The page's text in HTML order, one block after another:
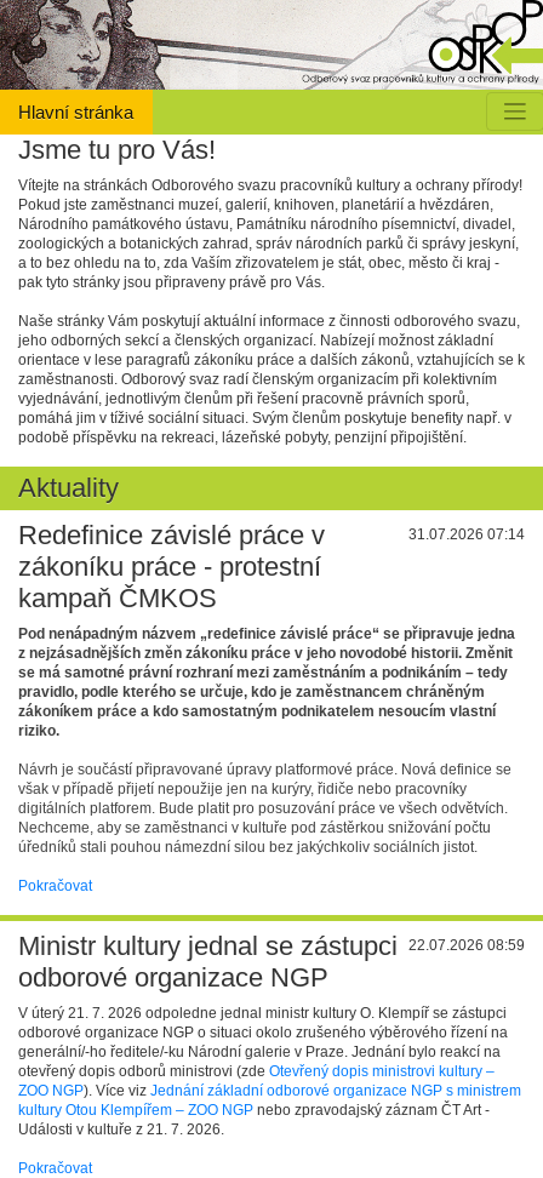
Hlavní stránka
Jsme tu pro Vás!
Vítejte na stránkách Odborového svazu pracovníků kultury a ochrany přírody!
Pokud jste zaměstnanci muzeí, galerií, knihoven, planetárií a hvězdáren,
Národního památkového ústavu, Památníku národního písemnictví, divadel,
zoologických a botanických zahrad, správ národních parků či správy jeskyní,
a to bez ohledu na to, zda Vaším zřizovatelem je stát, obec, město či kraj -
pak tyto stránky jsou připraveny právě pro Vás.
Naše stránky Vám poskytují aktuální informace z činnosti odborového svazu,
jeho odborných sekcí a členských organizací. Nabízejí možnost základní
orientace v lese paragrafů zákoníku práce a dalších zákonů, vztahujících se k
zaměstnanosti. Odborový svaz radí členským organizacím při kolektivním
vyjednávání, jednotlivým členům při řešení pracovně právních sporů,
pomáhá jim v tíživé sociální situaci. Svým členům poskytuje benefity např. v
podobě příspěvku na rekreaci, lázeňské pobyty, penzijní připojištění.
Aktuality
Redefinice závislé práce v
zákoníku práce - protestní
kampaň ČMKOS
31.07.2026 07:14
Pod nenápadným názvem „redefinice závislé práce“ se připravuje jedna
z nejzásadnějších změn zákoníku práce v jeho novodobé historii. Změnit
se má samotné právní rozhraní mezi zaměstnáním a podnikáním – tedy
pravidlo, podle kterého se určuje, kdo je zaměstnancem chráněným
zákoníkem práce a kdo samostatným podnikatelem nesoucím vlastní
riziko.
Návrh je součástí připravované úpravy platformové práce. Nová definice se
však v případě přijetí nepoužije jen na kurýry, řidiče nebo pracovníky
digitálních platforem. Bude platit pro posuzování práce ve všech odvětvích.
Nechceme, aby se zaměstnanci v kultuře pod zástěrkou snižování počtu
úředníků stali pouhou námezdní silou bez jakýchkoliv sociálních jistot.
Pokračovat
Ministr kultury jednal se zástupci
odborové organizace NGP
22.07.2026 08:59
V úterý 21. 7. 2026 odpoledne jednal ministr kultury O. Klempíř se zástupci
odborové organizace NGP o situaci okolo zrušeného výběrového řízení na
generální/-ho ředitele/-ku Národní galerie v Praze. Jednání bylo reakcí na
otevřený dopis odborů ministrovi (zde Otevřený dopis ministrovi kultury –
ZOO NGP). Více viz Jednání základní odborové organizace NGP s ministrem
kultury Otou Klempířem – ZOO NGP nebo zpravodajský záznam ČT Art -
Události v kultuře z 21. 7. 2026.
Pokračovat